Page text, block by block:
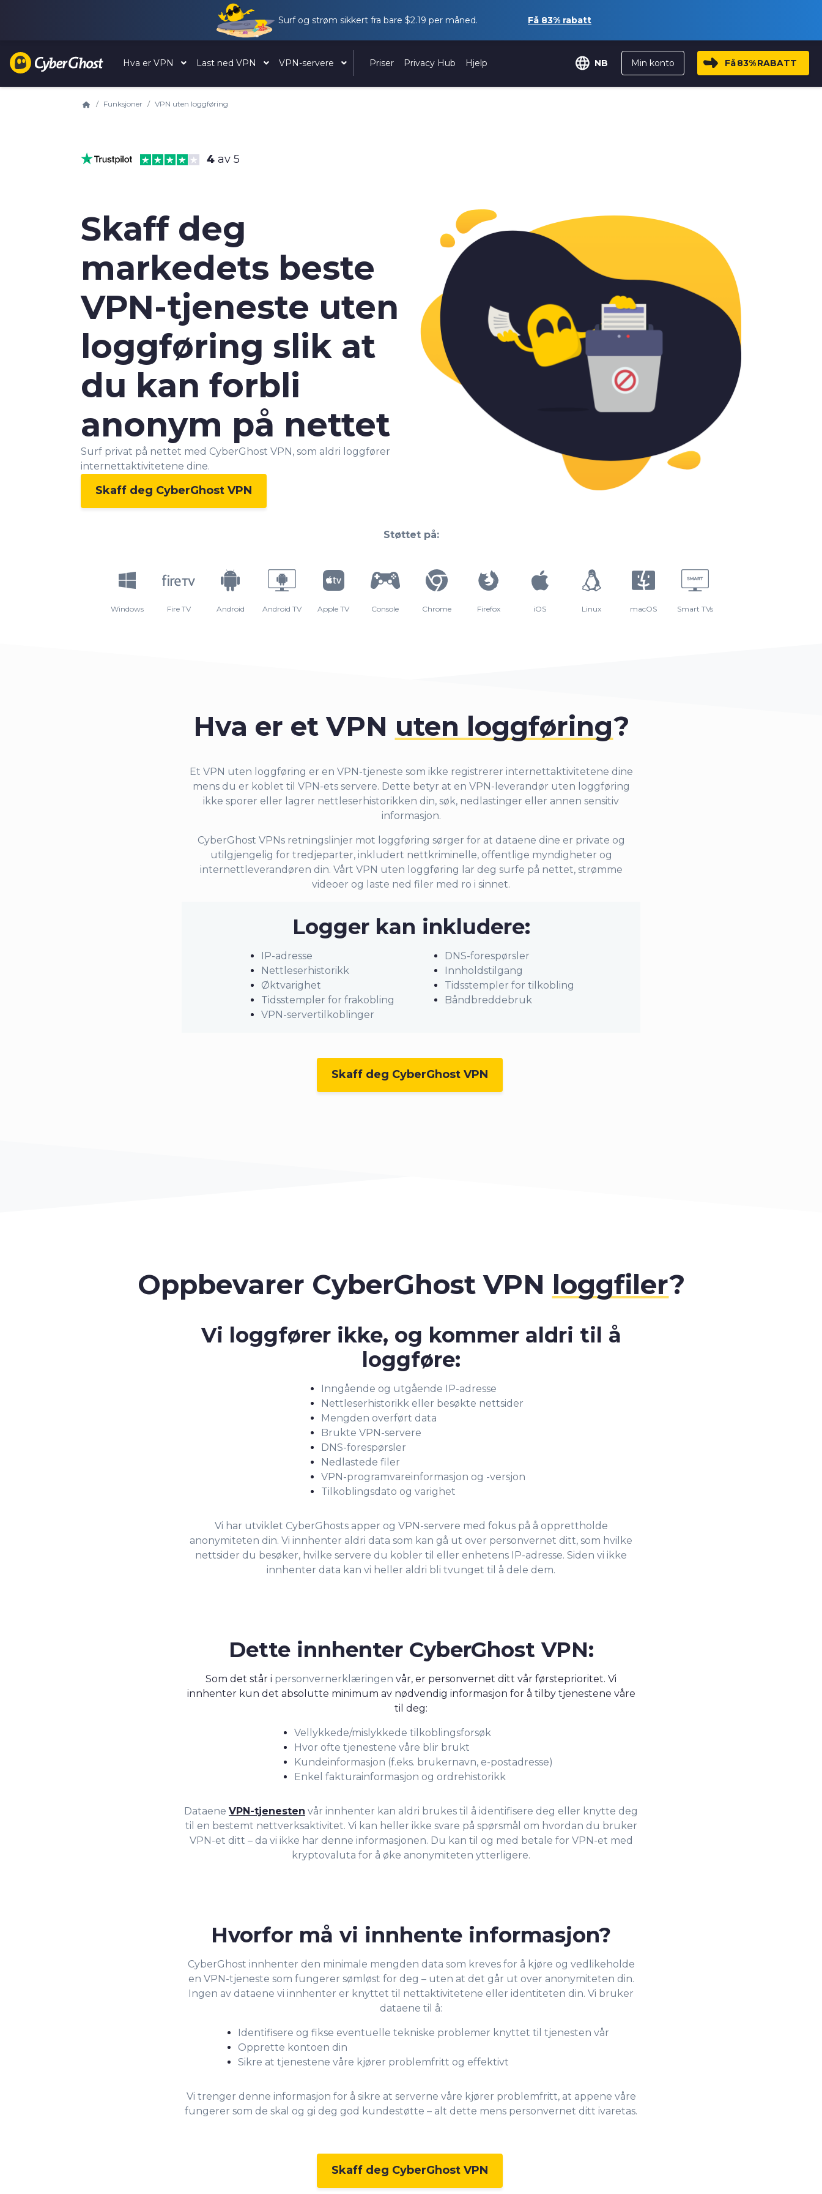
Surf og strøm sikkert fra bare $2.19 per måned. Få 83% rabatt
Hva er VPN Last ned VPN VPN-servere Priser Privacy Hub Hjelp NB Min konto Få83%RABATT
Funksjoner VPN uten loggføring
4 av 5
Skaff deg
markedets beste
VPN-tjeneste uten
loggføring slik at
du kan forbli
anonym på nettet
Surf privat på nettet med CyberGhost VPN, som aldri loggfører
internettaktivitetene dine.
Skaff deg CyberGhost VPN
Støttet på:
Windows Fire TV Android Android TV Apple TV Console Chrome Firefox iOS Linux macOS Smart TVs
Hva er et VPN uten loggføring?
Et VPN uten loggføring er en VPN-tjeneste som ikke registrerer internettaktivitetene dine
mens du er koblet til VPN-ets servere. Dette betyr at en VPN-leverandør uten loggføring
ikke sporer eller lagrer nettleserhistorikken din, søk, nedlastinger eller annen sensitiv
informasjon.
CyberGhost VPNs retningslinjer mot loggføring sørger for at dataene dine er private og
utilgjengelig for tredjeparter, inkludert nettkriminelle, offentlige myndigheter og
internettleverandøren din. Vårt VPN uten loggføring lar deg surfe på nettet, strømme
videoer og laste ned filer med ro i sinnet.
Logger kan inkludere:
IP-adresse
Nettleserhistorikk
Øktvarighet
Tidsstempler for frakobling
VPN-servertilkoblinger
DNS-forespørsler
Innholdstilgang
Tidsstempler for tilkobling
Båndbreddebruk
Skaff deg CyberGhost VPN
Oppbevarer CyberGhost VPN loggfiler?
Vi loggfører ikke, og kommer aldri til å
loggføre:
Inngående og utgående IP-adresse
Nettleserhistorikk eller besøkte nettsider
Mengden overført data
Brukte VPN-servere
DNS-forespørsler
Nedlastede filer
VPN-programvareinformasjon og -versjon
Tilkoblingsdato og varighet
Vi har utviklet CyberGhosts apper og VPN-servere med fokus på å opprettholde
anonymiteten din. Vi innhenter aldri data som kan gå ut over personvernet ditt, som hvilke
nettsider du besøker, hvilke servere du kobler til eller enhetens IP-adresse. Siden vi ikke
innhenter data kan vi heller aldri bli tvunget til å dele dem.
Dette innhenter CyberGhost VPN:
Som det står i personvernerklæringen vår, er personvernet ditt vår førsteprioritet. Vi
innhenter kun det absolutte minimum av nødvendig informasjon for å tilby tjenestene våre
til deg:
Vellykkede/mislykkede tilkoblingsforsøk
Hvor ofte tjenestene våre blir brukt
Kundeinformasjon (f.eks. brukernavn, e-postadresse)
Enkel fakturainformasjon og ordrehistorikk
Dataene VPN-tjenesten vår innhenter kan aldri brukes til å identifisere deg eller knytte deg
til en bestemt nettverksaktivitet. Vi kan heller ikke svare på spørsmål om hvordan du bruker
VPN-et ditt – da vi ikke har denne informasjonen. Du kan til og med betale for VPN-et med
kryptovaluta for å øke anonymiteten ytterligere.
Hvorfor må vi innhente informasjon?
CyberGhost innhenter den minimale mengden data som kreves for å kjøre og vedlikeholde
en VPN-tjeneste som fungerer sømløst for deg – uten at det går ut over anonymiteten din.
Ingen av dataene vi innhenter er knyttet til nettaktivitetene eller identiteten din. Vi bruker
dataene til å:
Identifisere og fikse eventuelle tekniske problemer knyttet til tjenesten vår
Opprette kontoen din
Sikre at tjenestene våre kjører problemfritt og effektivt
Vi trenger denne informasjon for å sikre at serverne våre kjører problemfritt, at appene våre
fungerer som de skal og gi deg god kundestøtte – alt dette mens personvernet ditt ivaretas.
Skaff deg CyberGhost VPN